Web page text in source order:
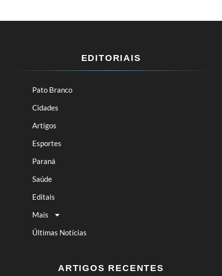
EDITORIAIS
Pato Branco
Cidades
Artigos
Esportes
Paraná
Saúde
Editais
Mais
Últimas Notícias
ARTIGOS RECENTES